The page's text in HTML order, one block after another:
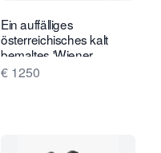
Ein auffälliges
österreichisches kalt
bemaltes 'Wiener
Bronze' eines Zebras,
€ 1250